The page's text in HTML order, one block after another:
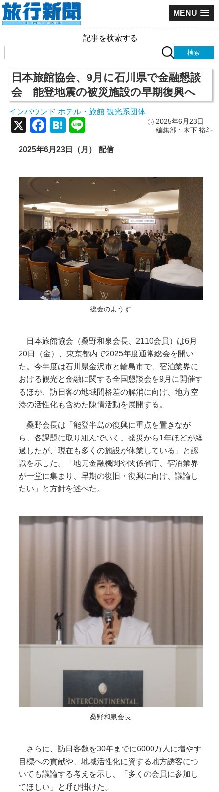
MENU
記事を検索する
日本旅館協会、9月に石川県で金融懇談
会 能登地震の被災施設の早期復興へ
インバウンド ホテル・旅館 観光系団体
2025年6月23日
編集部：木下 裕斗
X Facebook
Hatena
2025年6月23日（月） 配信
総会のようす
日本旅館協会（桑野和泉会長、2110会員）は6月
20日（金）、東京都内で2025年度通常総会を開い
た。今年度は石川県金沢市と輪島市で、宿泊業界に
おける観光と金融に関する全国懇談会を9月に開催す
るほか、訪日客の地域間格差の解消に向け、地方空
港の活性化も含めた陳情活動を展開する。
桑野会長は「能登半島の復興に重点を置きなが
ら、各課題に取り組んでいく。発災から1年ほどが経
過したが、現在も多くの施設が休業している」と認
識を示した。「地元金融機関や関係省庁、宿泊業界
が一堂に集まり、早期の復旧・復興に向け、議論し
たい」と方針を述べた。
桑野和泉会長
さらに、訪日客数を30年までに6000万人に増やす
目標への貢献や、地域活性化に資する地方誘客につ
いても議論する考えを示し、「多くの会員に参加し
てほしい」と呼び掛けた。